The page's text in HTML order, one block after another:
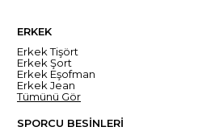
ERKEK
Erkek Tişört
Erkek Şort
Erkek Eşofman
Erkek Jean
Tümünü Gör
SPORCU BESİNLERİ